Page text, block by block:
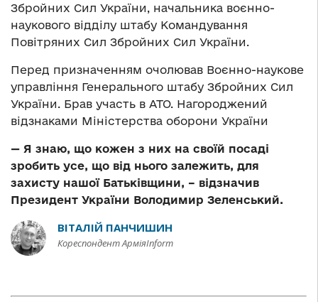
Збройних Сил України, начальника воєнно-
наукового відділу штабу Командування
Повітряних Сил Збройних Сил України.
Перед призначенням очолював Воєнно-наукове
управління Генерального штабу Збройних Сил
України. Брав участь в АТО. Нагороджений
відзнаками Міністерства оборони України
— Я знаю, що кожен з них на своїй посаді
зробить усе, що від нього залежить, для
захисту нашої Батьківщини, – відзначив
Президент України Володимир Зеленський.
ВІТАЛІЙ ПАНЧИШИН
Кореспондент АрміяInform